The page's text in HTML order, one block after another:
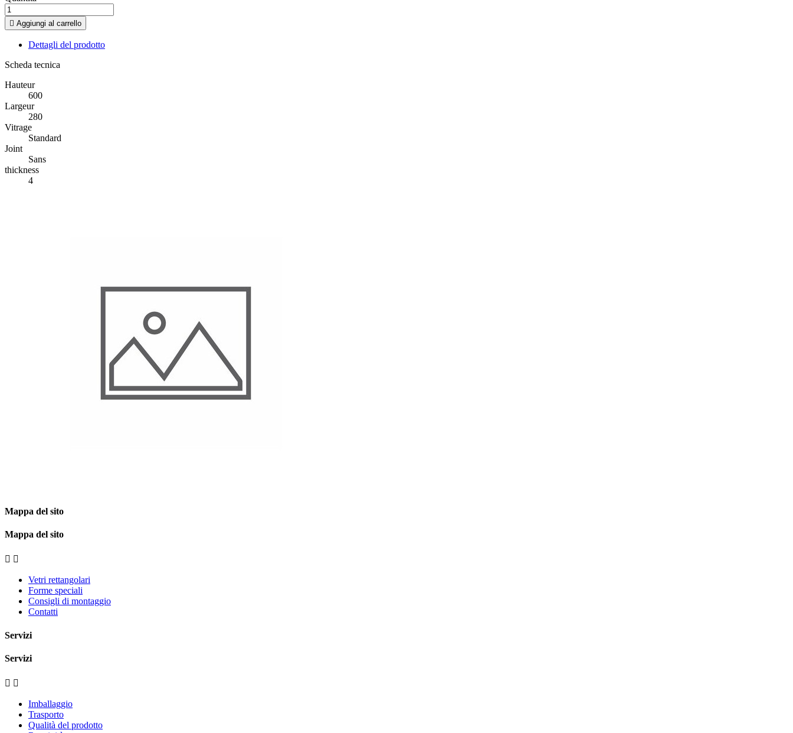
 Aggiungi al carrello
Dettagli del prodotto
Scheda tecnica
Hauteur
600
Largeur
280
Vitrage
Standard
Joint
Sans
thickness
4
Mappa del sito
Mappa del sito
 
Vetri rettangolari
Forme speciali
Consigli di montaggio
Contatti
Servizi
Servizi
 
Imballaggio
Trasporto
Qualità del prodotto